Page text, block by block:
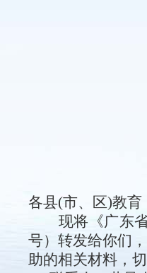
各县(市、区)教育
现将《广东
号）转发给你们 ，
助的相关材料，